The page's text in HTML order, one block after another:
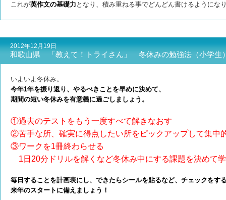
これが英作文の基礎力 となり、積み重ねる事でどんどん書けるようにな
2012年12月19日
和歌山県 「教えて！トライさん」 冬休みの勉強法（小学生
いよいよ冬休み。
今年1年を振り返り、やるべきことを早めに決めて、
期間の短い冬休みを有意義に過ごしましょう。
①過去のテストをもう一度すべて解きなおす
②苦手な所、確実に得点したい所をピックアップして集中
③ワークを1冊終わらせる
1日20分ドリルを解くなど冬休み中にする課題を決めて
毎日することを計画表にし、できたらシールを貼るなど、チェックをす
来年のスタートに備えましょう！